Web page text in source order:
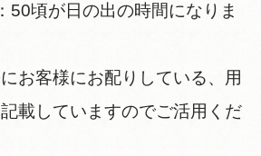
50頃が日の出の時間になりま
お客様にお配りしている、用
載していますのでご活用くだ